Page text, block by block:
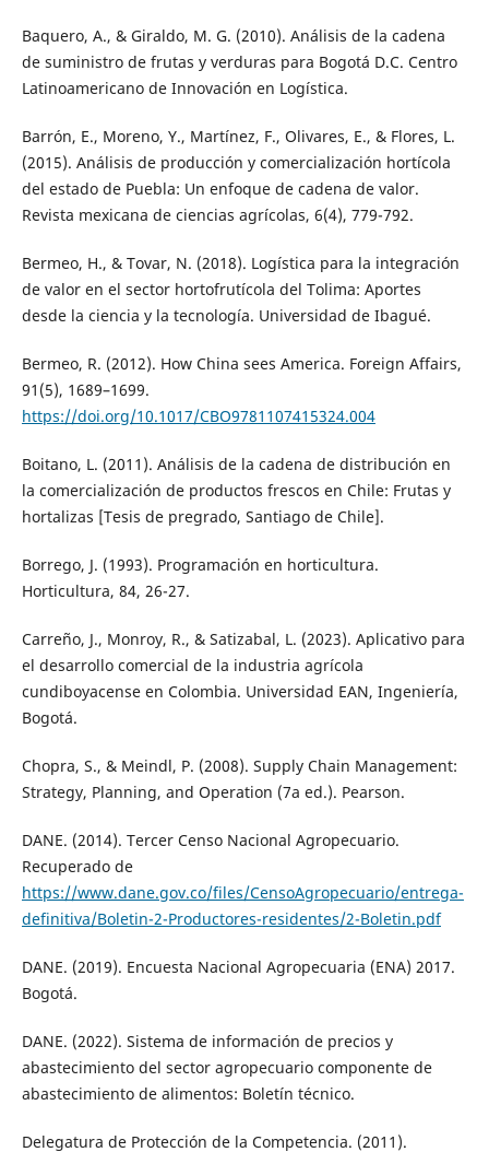
Baquero, A., & Giraldo, M. G. (2010). Análisis de la cadena
de suministro de frutas y verduras para Bogotá D.C. Centro
Latinoamericano de Innovación en Logística.
Barrón, E., Moreno, Y., Martínez, F., Olivares, E., & Flores, L.
(2015). Análisis de producción y comercialización hortícola
del estado de Puebla: Un enfoque de cadena de valor.
Revista mexicana de ciencias agrícolas, 6(4), 779-792.
Bermeo, H., & Tovar, N. (2018). Logística para la integración
de valor en el sector hortofrutícola del Tolima: Aportes
desde la ciencia y la tecnología. Universidad de Ibagué.
Bermeo, R. (2012). How China sees America. Foreign Affairs,
91(5), 1689–1699.
https://doi.org/10.1017/CBO9781107415324.004
Boitano, L. (2011). Análisis de la cadena de distribución en
la comercialización de productos frescos en Chile: Frutas y
hortalizas [Tesis de pregrado, Santiago de Chile].
Borrego, J. (1993). Programación en horticultura.
Horticultura, 84, 26-27.
Carreño, J., Monroy, R., & Satizabal, L. (2023). Aplicativo para
el desarrollo comercial de la industria agrícola
cundiboyacense en Colombia. Universidad EAN, Ingeniería,
Bogotá.
Chopra, S., & Meindl, P. (2008). Supply Chain Management:
Strategy, Planning, and Operation (7a ed.). Pearson.
DANE. (2014). Tercer Censo Nacional Agropecuario.
Recuperado de
https://www.dane.gov.co/files/CensoAgropecuario/entrega-
definitiva/Boletin-2-Productores-residentes/2-Boletin.pdf
DANE. (2019). Encuesta Nacional Agropecuaria (ENA) 2017.
Bogotá.
DANE. (2022). Sistema de información de precios y
abastecimiento del sector agropecuario componente de
abastecimiento de alimentos: Boletín técnico.
Delegatura de Protección de la Competencia. (2011).